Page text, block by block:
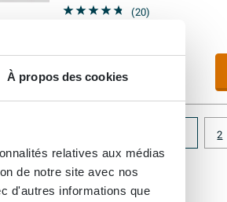
À propos des cookies
relatives aux médias
de notre site avec nos
d'autres informations que
(20)
118,26
2